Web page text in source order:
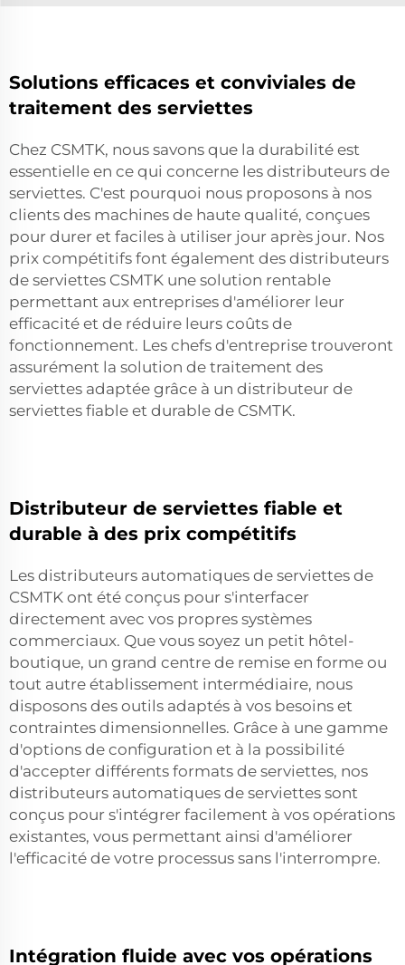
Solutions efficaces et conviviales de
traitement des serviettes
Chez CSMTK, nous savons que la durabilité est
essentielle en ce qui concerne les distributeurs de
serviettes. C'est pourquoi nous proposons à nos
clients des machines de haute qualité, conçues
pour durer et faciles à utiliser jour après jour. Nos
prix compétitifs font également des distributeurs
de serviettes CSMTK une solution rentable
permettant aux entreprises d'améliorer leur
efficacité et de réduire leurs coûts de
fonctionnement. Les chefs d'entreprise trouveront
assurément la solution de traitement des
serviettes adaptée grâce à un distributeur de
serviettes fiable et durable de CSMTK.
Distributeur de serviettes fiable et
durable à des prix compétitifs
Les distributeurs automatiques de serviettes de
CSMTK ont été conçus pour s'interfacer
directement avec vos propres systèmes
commerciaux. Que vous soyez un petit hôtel-
boutique, un grand centre de remise en forme ou
tout autre établissement intermédiaire, nous
disposons des outils adaptés à vos besoins et
contraintes dimensionnelles. Grâce à une gamme
d'options de configuration et à la possibilité
d'accepter différents formats de serviettes, nos
distributeurs automatiques de serviettes sont
conçus pour s'intégrer facilement à vos opérations
existantes, vous permettant ainsi d'améliorer
l'efficacité de votre processus sans l'interrompre.
Intégration fluide avec vos opérations